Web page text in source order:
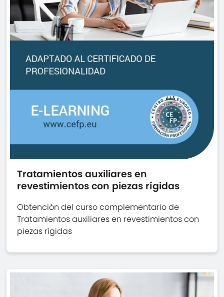
Tratamientos auxiliares en
revestimientos con piezas rígidas
Obtención del curso complementario de
Tratamientos auxiliares en revestimientos con
piezas rígidas